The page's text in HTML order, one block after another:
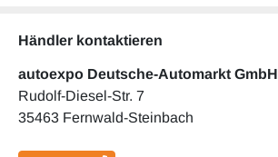
Händler kontaktieren
autoexpo Deutsche-Automarkt GmbH
Rudolf-Diesel-Str. 7
35463 Fernwald-Steinbach